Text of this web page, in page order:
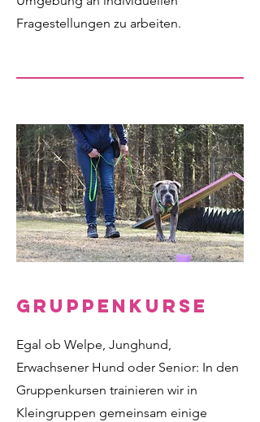
Fragestellungen zu arbeiten.
Gruppenkurse
Egal ob Welpe, Junghund,
Erwachsener Hund oder Senior: In den
Gruppenkursen trainieren wir in
Kleingruppen gemeinsam einige